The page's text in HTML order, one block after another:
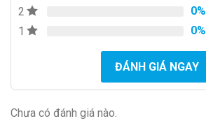
2
0%
1
0%
ĐÁNH GIÁ NGAY
Chưa có đánh giá nào.